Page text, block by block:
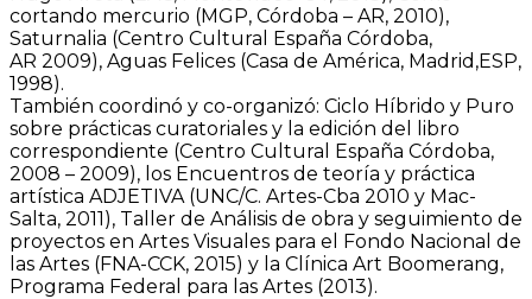
cortando mercurio (MGP, Córdoba – AR, 2010),
Saturnalia (Centro Cultural España Córdoba,
AR 2009), Aguas Felices (Casa de América, Madrid,ESP,
1998).
También coordinó y co-organizó: Ciclo Híbrido y Puro
sobre prácticas curatoriales y la edición del libro
correspondiente (Centro Cultural España Córdoba,
2008 – 2009), los Encuentros de teoría y práctica
artística ADJETIVA (UNC/C. Artes-Cba 2010 y Mac-
Salta, 2011), Taller de Análisis de obra y seguimiento de
proyectos en Artes Visuales para el Fondo Nacional de
las Artes (FNA-CCK, 2015) y la Clínica Art Boomerang,
Programa Federal para las Artes (2013).